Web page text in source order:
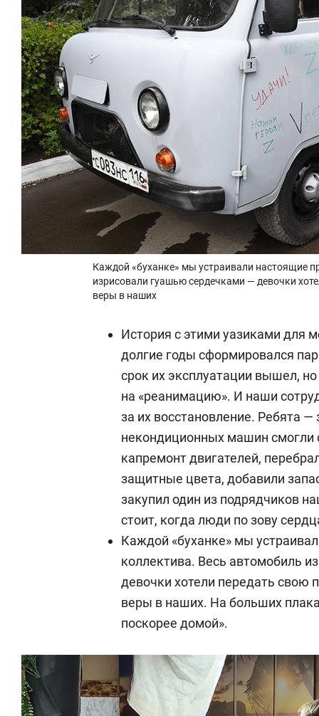
Каждой «буханке» мы устраивали настоящие
изрисовали гуашью сердечками — девочки
веры в наших
История с этими уазиками для
долгие годы сформировался
срок их эксплуатации вышел,
на «реанимацию». И наши
за их восстановление. Ребята —
некондиционных машин смогли
капремонт двигателей,
защитные цвета, добавили
закупил один из подрядчиков
стоит, когда люди по зову
Каждой «буханке» мы
коллектива. Весь автомобиль
девочки хотели передать свою
веры в наших. На больших
поскорее домой».